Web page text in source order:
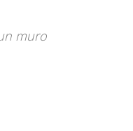
muro